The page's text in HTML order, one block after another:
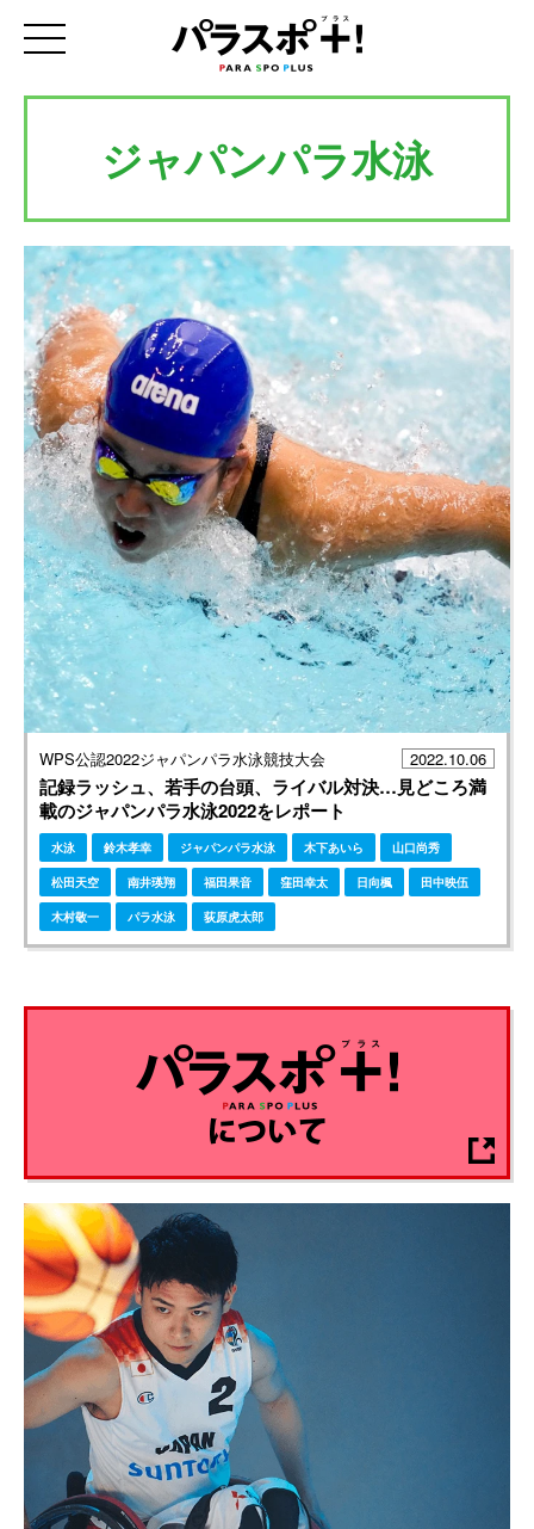
ジャパンパラ水泳
WPS公認2022ジャパンパラ水泳競技大会 2022.10.06
記録ラッシュ、若手の台頭、ライバル対決…見どころ満
載のジャパンパラ水泳2022をレポート
水泳 鈴木孝幸 ジャパンパラ水泳 木下あいら 山口尚秀
松田天空 南井瑛翔 福田果音 窪田幸太 日向楓 田中映伍
木村敬一 パラ水泳 荻原虎太郎